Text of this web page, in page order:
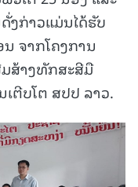
ງກ່າວແມ່ນໄດ້ຮັບ
ຈາກໂຄງການ
ສ້າງທັກສະສີມື
ຕີບໂຕ ສປປ ລາວ.